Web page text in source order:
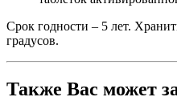
Срок годности – 5 лет.
градусов.
Также Вас может